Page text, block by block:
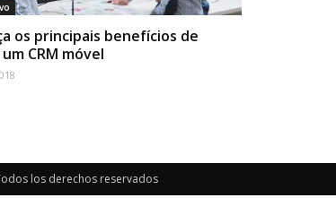
os principais benefícios de
CRM móvel
los derechos reservados